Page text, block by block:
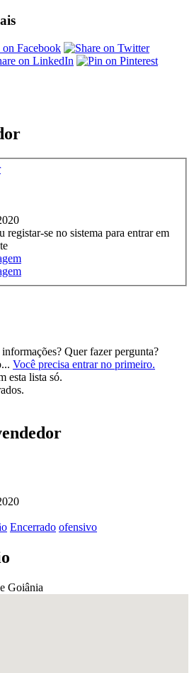
registar-se no sistema para entrar em
Quer fazer pergunta?
Você precisa entrar no primeiro.
esta lista só.
Encerrado ofensivo
Goiânia